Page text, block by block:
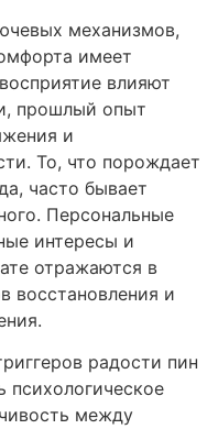
механизмов,
имеет
влияют
прошлый опыт
и
То, что порождает
часто бывает
Персональные
интересы и
отражаются в
восстановления и
радости пин
психологическое
между